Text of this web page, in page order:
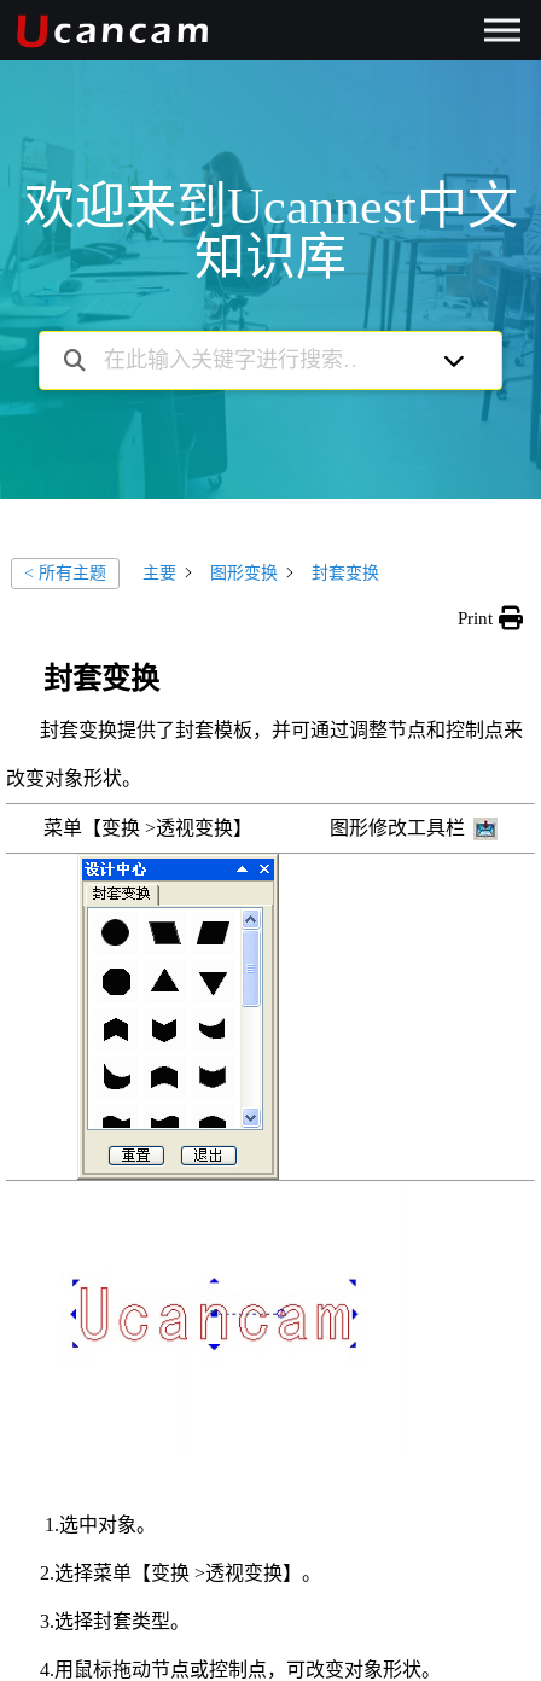
欢迎来到Ucannest中文
知识库
< 所有主题 主要 图形变换 封套变换
Print
封套变换
封套变换提供了封套模板，并可通过调整节点和控制点来
改变对象形状。
菜单【变换 >透视变换】 图形修改工具栏
1.选中对象。
2.选择菜单【变换 >透视变换】。
3.选择封套类型。
4.用鼠标拖动节点或控制点，可改变对象形状。